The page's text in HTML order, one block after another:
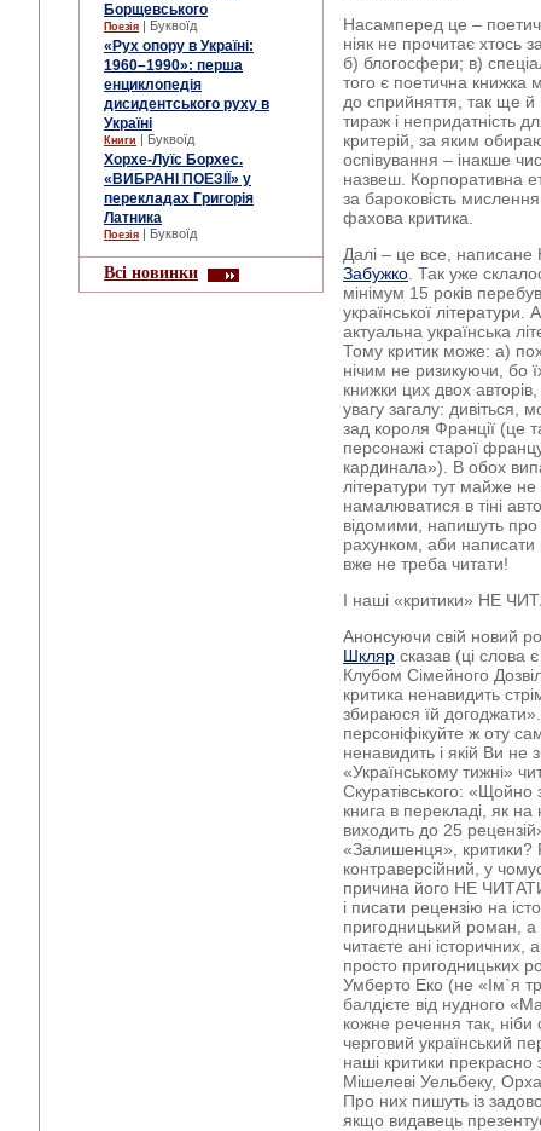
Борщевського
Поезія | Буквоїд
«Рух опору в Україні:
1960–1990»: перша
енциклопедія
дисидентського руху в
Україні
Книги | Буквоїд
Хорхе-Луїс Борхес.
«ВИБРАНІ ПОЕЗІЇ» у
перекладах Григорія
Латника
Поезія | Буквоїд
Всі новинки
Насамперед це –
ніяк не прочитає хтось
б) блогосфери; в)
того є поетична книжка
до сприйняття, так ще
тираж і непридатність
критерій, за яким
оспівування – інакше
назвеш. Корпоративна
за бароковість
фахова критика.
Далі – це все,
Забужко . Так уже
мінімум 15 років
української
актуальна українська
Тому критик може: а)
нічим не ризикуючи, бо
книжки цих двох
увагу загалу: дивіться,
зад короля Франції (це
персонажі старої
кардинала»). В обох
літератури тут майже
намалюватися в тіні
відомими, напишуть
рахунком, аби
вже не треба читати!
І наші «критики» НЕ
Анонсуючи свій новий
Шкляр сказав (ці слова
Клубом Сімейного
критика ненавидить
збираюся їй
персоніфікуйте ж оту
ненавидить і якій Ви не
«Українському тижні»
Скуратівського: «Щойно
книга в перекладі, як
виходить до 25
«Залишенця», критики?
контраверсійний, у
причина його НЕ
і писати рецензію на
пригодницький роман, а
читаєте ані історичних,
просто пригодницьких
Умберто Еко (не «Ім`я
балдієте від нудного
кожне речення так,
черговий український
наші критики
Мішелеві Уельбеку,
Про них пишуть із
якщо видавець